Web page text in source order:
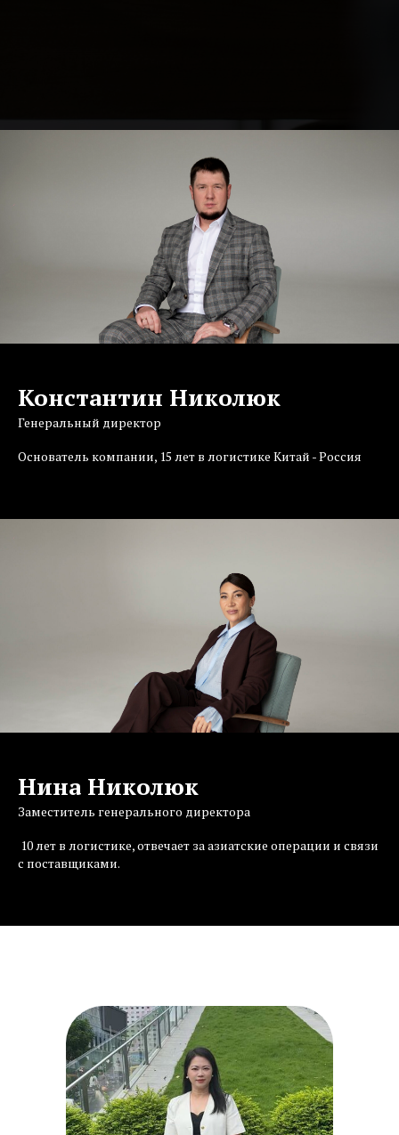
Константин Николюк
Генеральный директор
Основатель компании, 15 лет в логистике Китай - Россия
Нина Николюк
Заместитель генерального директора
10 лет в логистике, отвечает за азиатские операции и связи
с поставщиками.